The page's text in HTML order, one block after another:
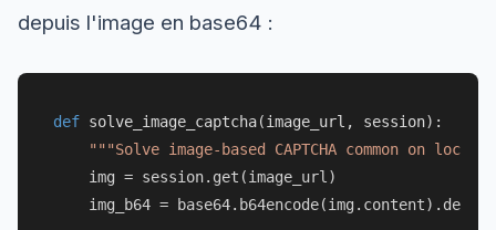
depuis l'image en base64 :
def solve_image_captcha(image_url, session):
"""Solve image-based CAPTCHA common on
    img = session.get(image_url)
img_b64 =